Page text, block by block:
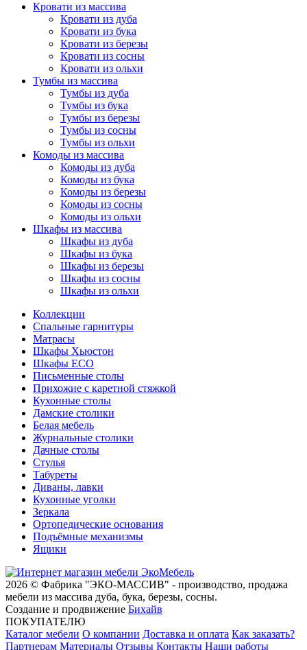
Кровати из массива
Кровати из дуба
Кровати из бука
Кровати из березы
Кровати из сосны
Кровати из ольхи
Тумбы из массива
Тумбы из дуба
Тумбы из бука
Тумбы из березы
Тумбы из сосны
Тумбы из ольхи
Комоды из массива
Комоды из дуба
Комоды из бука
Комоды из березы
Комоды из сосны
Комоды из ольхи
Шкафы из массива
Шкафы из дуба
Шкафы из бука
Шкафы из березы
Шкафы из сосны
Шкафы из ольхи
Коллекции
Спальные гарнитуры
Матрасы
Шкафы Хьюстон
Шкафы ECO
Письменные столы
Прихожие с каретной стяжкой
Кухонные столы
Дамские столики
Белая мебель
Журнальные столики
Дачные столы
Стулья
Табуреты
Диваны, лавки
Кухонные уголки
Зеркала
Ортопедические основания
Подъёмные механизмы
Ящики
2026 © Фабрика "ЭКО-МАССИВ" - производство, продажа
мебели из массива дуба, бука, березы, сосны.
Создание и продвижение Бихайв
ПОКУПАТЕЛЮ
Каталог мебели О компании Доставка и оплата Как заказать?
Партнерам Материалы Отзывы Контакты Наши работы